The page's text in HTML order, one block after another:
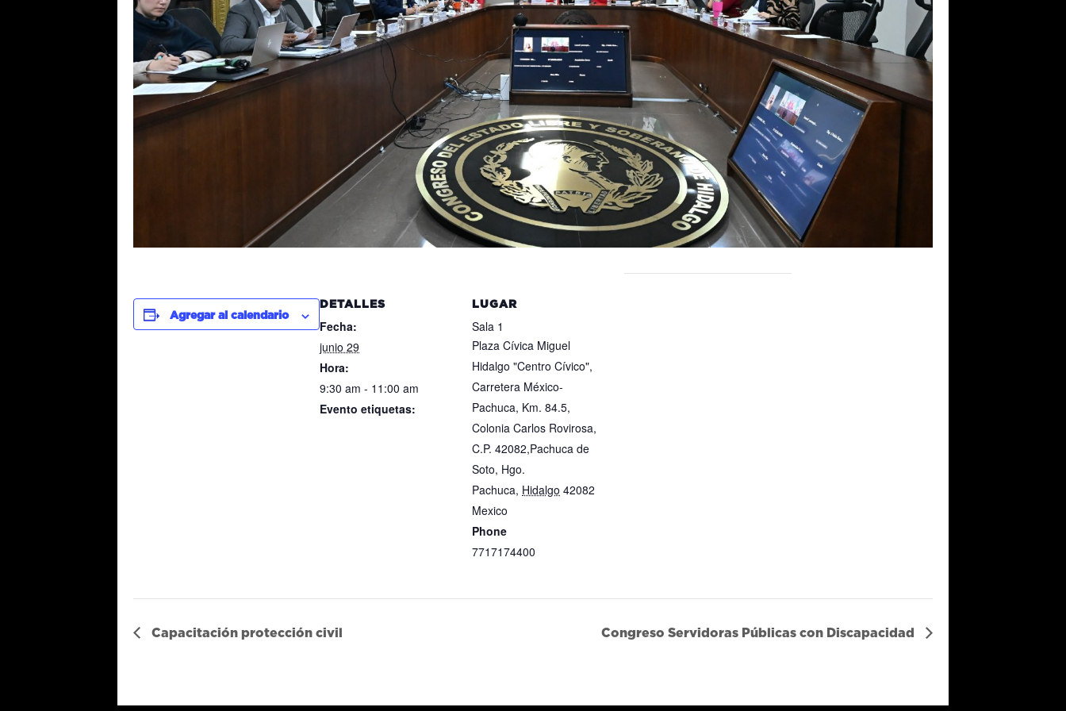
Agregar al calendario
DETALLES
Fecha:
junio 29
Hora:
9:30 am - 11:00 am
Evento etiquetas:
LUGAR
Sala 1
Plaza Cívica Miguel
Hidalgo "Centro Cívico",
Carretera México-
Pachuca, Km. 84.5,
Colonia Carlos Rovirosa,
C.P. 42082,Pachuca de
Soto, Hgo.
Pachuca, Hidalgo 42082
Mexico
Phone
7717174400
Capacitación protección civil Congreso Servidoras Públicas con Discapacidad